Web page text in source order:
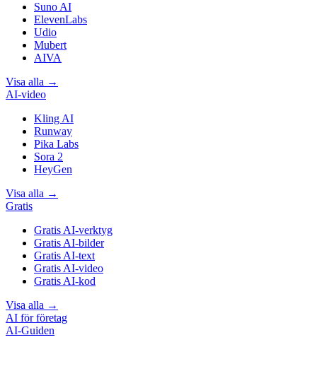
Suno AI
ElevenLabs
Udio
Mubert
AIVA
Visa alla →
AI-video
Kling AI
Runway
Pika Labs
Sora 2
HeyGen
Visa alla →
Gratis
Gratis AI-verktyg
Gratis AI-bilder
Gratis AI-text
Gratis AI-video
Gratis AI-kod
Visa alla →
AI för företag
AI-Guiden